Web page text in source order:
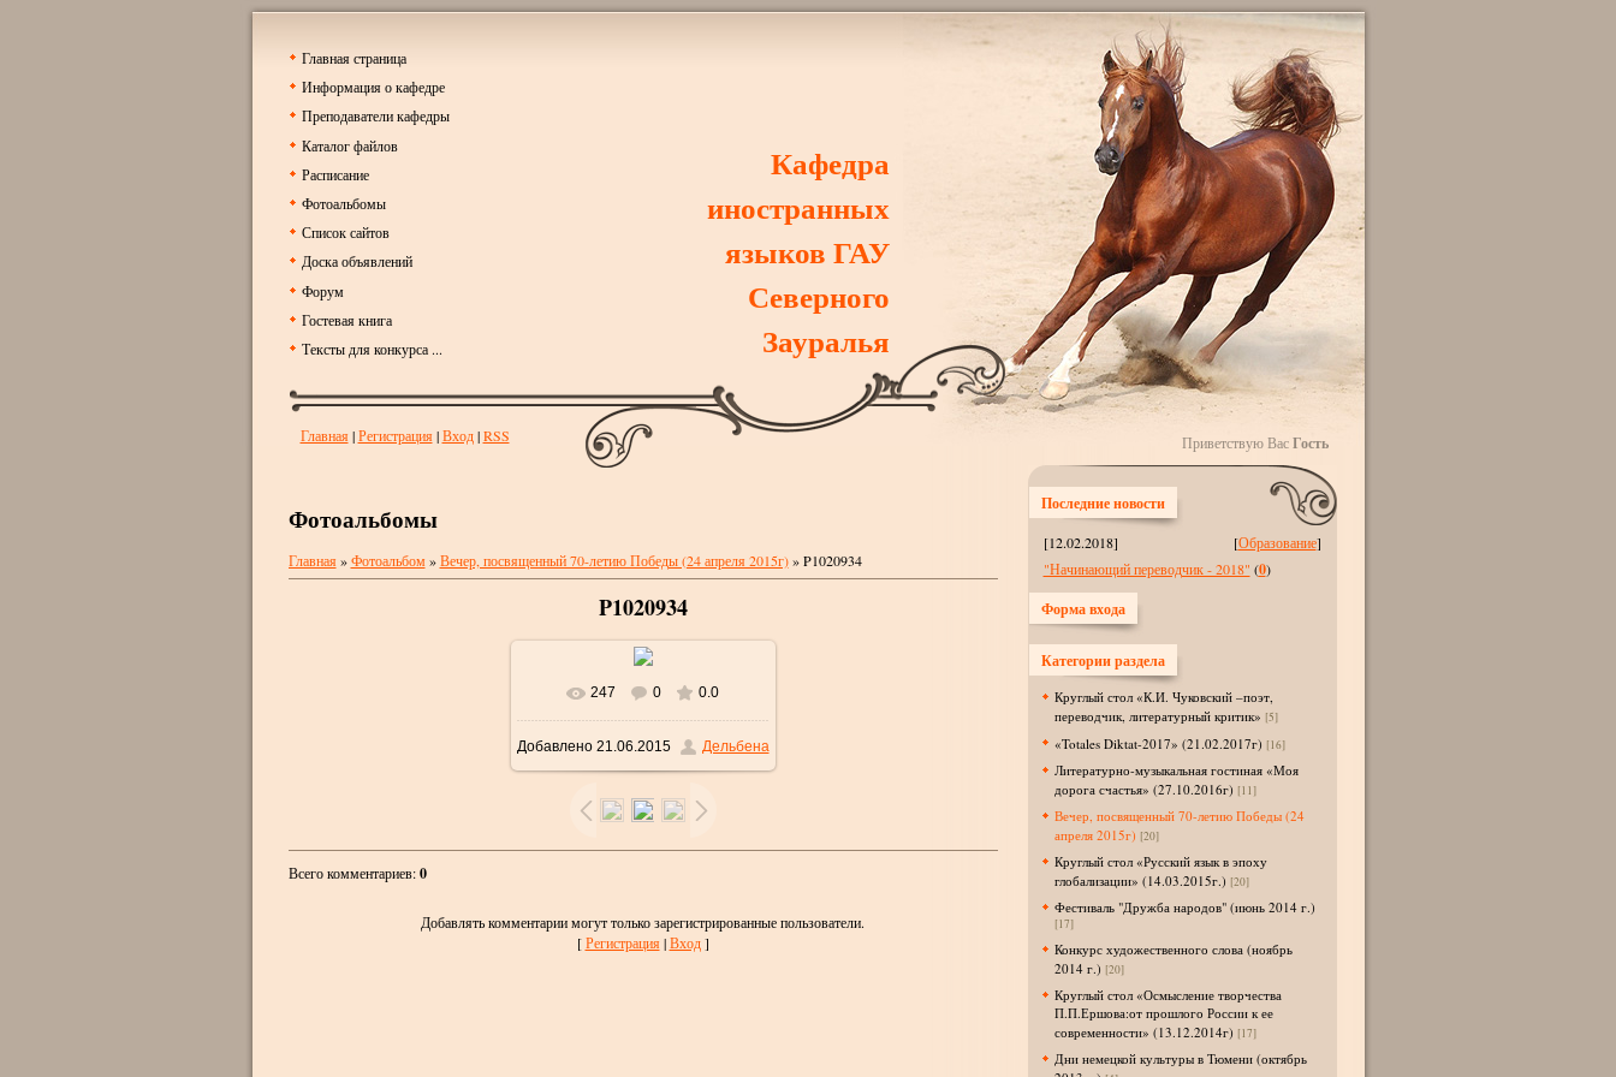
Главная страница
Информация о кафедре
Преподаватели кафедры
Каталог файлов
Расписание
Фотоальбомы
Список сайтов
Доска объявлений
Форум
Гостевая книга
Тексты для конкурса ...
Кафедра
иностранных
языков ГАУ
Северного
Зауралья
Главная |Регистрация |Вход|RSS
Фотоальбомы
Главная »Фотоальбом»Вечер, посвященный 70-летию Победы (24 апреля 2015г)» P1020934
P1020934
В реальном размере
1600x1200/ 178.8Kb
247 0 0.0
Добавлено21.06.2015 Дельбена
Всего комментариев:0
Добавлять комментарии могут только зарегистрированные пользователи.
[Регистрация |Вход]
Приветствую Вас Гость
Последние новости
[12.02.2018] [Образование]
"Начинающий переводчик - 2018" (0)
Форма входа
Категории раздела
Круглый стол «К.И. Чуковский –поэт,
переводчик, литературный критик» [5]
«Totales Diktat-2017» (21.02.2017г) [16]
Литературно-музыкальная гостиная «Моя
дорога счастья» (27.10.2016г) [11]
Вечер, посвященный 70-летию Победы (24
апреля 2015г) [20]
Круглый стол «Русский язык в эпоху
глобализации» (14.03.2015г.) [20]
Фестиваль "Дружба народов" (июнь 2014 г.)
[17]
Конкурс художественного слова (ноябрь
2014 г.) [20]
Круглый стол «Осмысление творчества
П.П.Ершова:от прошлого России к ее
современности» (13.12.2014г) [17]
Дни немецкой культуры в Тюмени (октябрь